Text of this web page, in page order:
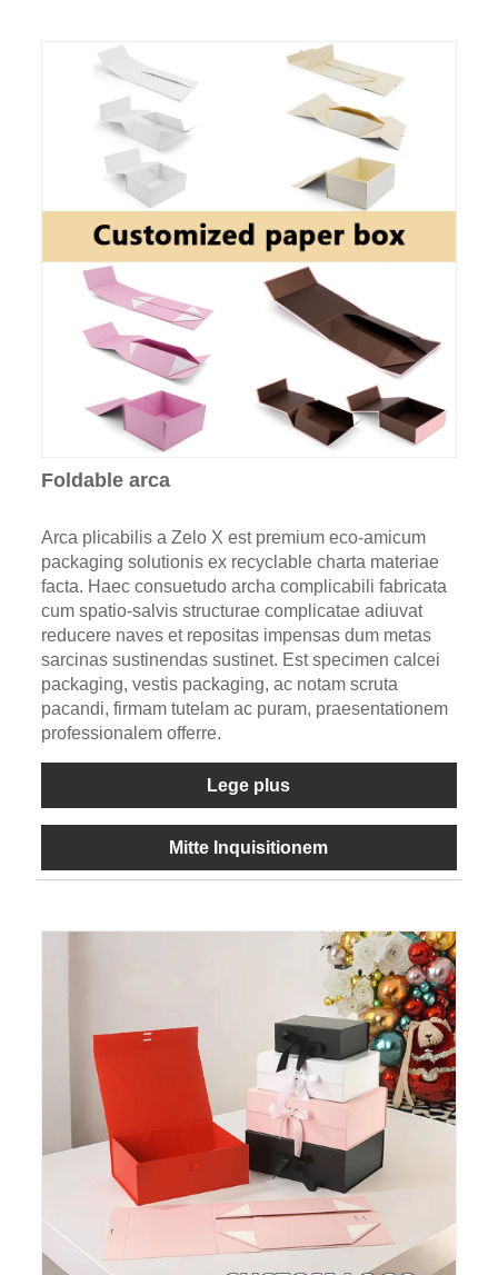
Foldable arca
Arca plicabilis a Zelo X est premium eco-amicum
packaging solutionis ex recyclable charta materiae
facta. Haec consuetudo archa complicabili fabricata
cum spatio-salvis structurae complicatae adiuvat
reducere naves et repositas impensas dum metas
sarcinas sustinendas sustinet. Est specimen calcei
packaging, vestis packaging, ac notam scruta
pacandi, firmam tutelam ac puram, praesentationem
professionalem offerre.
Lege plus
Mitte Inquisitionem